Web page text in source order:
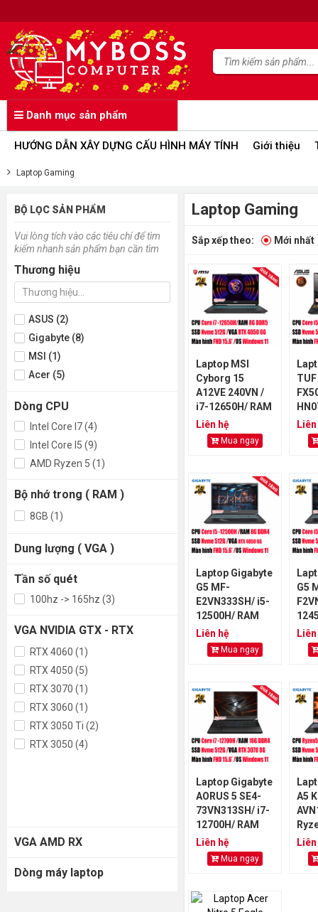
Danh mục sản phẩm
HƯỚNG DẪN XÂY DỰNG CẤU HÌNH MÁY TÍNH Giới thiệu
Laptop Gaming
BỘ LỌC SẢN PHẨM
Vui lòng tích vào các tiêu chí để tìm
kiếm nhanh sản phẩm bạn cần tìm
Thương hiệu
ASUS (2)
Gigabyte (8)
MSI (1)
Acer (5)
Dòng CPU
Intel Core I7 (4)
Intel Core I5 (9)
AMD Ryzen 5 (1)
Bộ nhớ trong ( RAM )
8GB (1)
Dung lượng ( VGA )
Tần số quét
100hz -> 165hz (3)
VGA NVIDIA GTX - RTX
RTX 4060 (1)
RTX 4050 (5)
RTX 3070 (1)
RTX 3060 (1)
RTX 3050 Ti (2)
RTX 3050 (4)
VGA AMD RX
Dòng máy laptop
Laptop Gaming
Sắp xếp theo: Mới nhất
Laptop MSI
Cyborg 15
A12VE 240VN /
i7-12650H/ RAM
8GB DDR5/ SSD
512GB/ RTX
4050 6GB
Liên hệ
Mua ngay
Laptop Gigabyte
G5 MF-
E2VN333SH/ i5-
12500H/ RAM
8GB DDR4/ SSD
512GB/ RTX
4050 6GB
Liên hệ
Mua ngay
G5
Laptop Gigabyte
AORUS 5 SE4-
73VN313SH/ i7-
12700H/ RAM
16GB DDR4/
SSD 512GB/ RTX
3070 8GB
Liên hệ
Mua ngay
A5